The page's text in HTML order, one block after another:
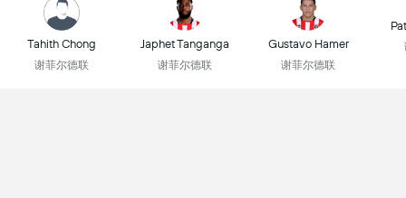
Tahith Chong
谢菲尔德联
Japhet Tanganga
谢菲尔德联
Gustavo Hamer
谢菲尔德联